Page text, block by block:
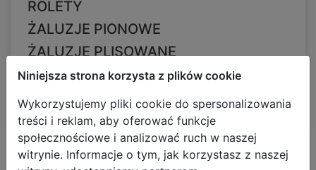
Niniejsza strona korzysta z plików cookie
Wykorzystujemy pliki cookie do spersonalizowania
treści i reklam, aby oferować funkcje
społecznościowe i analizować ruch w naszej
witrynie. Informacje o tym, jak korzystasz z naszej
ROLETY
ŻALUZJE PIONOWE
ŻALUZJE PLISOWANE
Żaluzje Plisowane Zaciemniające
Kategorie Filtr Wymiary Kolory
Sortowanie